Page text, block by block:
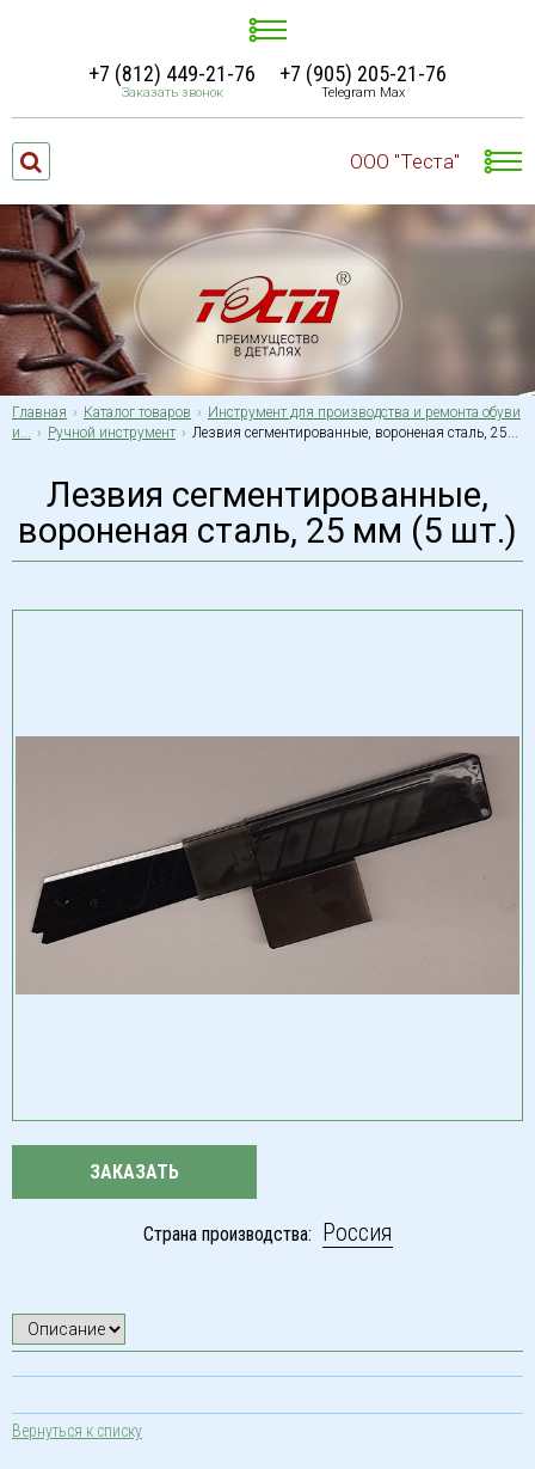
+7 (812) 449-21-76
Заказать звонок
+7 (905) 205-21-76
Telegram Max
ООО "Теста"
Главная Каталог товаров
Инструмент для производства и ремонта обуви
и...
Ручной инструмент Лезвия сегментированные, вороненая сталь, 25...
Лезвия сегментированные,
вороненая сталь, 25 мм (5 шт.)
ЗАКАЗАТЬ
Страна производства: Россия
Вернуться к списку